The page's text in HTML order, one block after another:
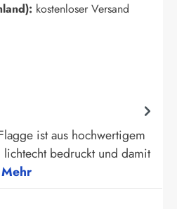
kostenloser Versand
ist aus hochwertigem
bedruckt und damit
Mehr